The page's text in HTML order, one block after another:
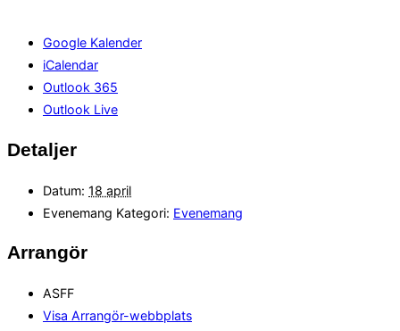
Google Kalender
iCalendar
Outlook 365
Outlook Live
Detaljer
Datum: 18 april
Evenemang Kategori: Evenemang
Arrangör
ASFF
Visa Arrangör-webbplats